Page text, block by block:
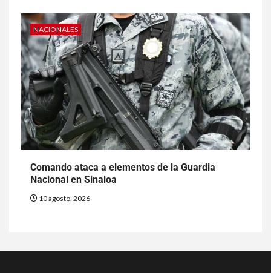
NACIONALES
Comando ataca a elementos de la Guardia
Nacional en Sinaloa
10 agosto, 2026